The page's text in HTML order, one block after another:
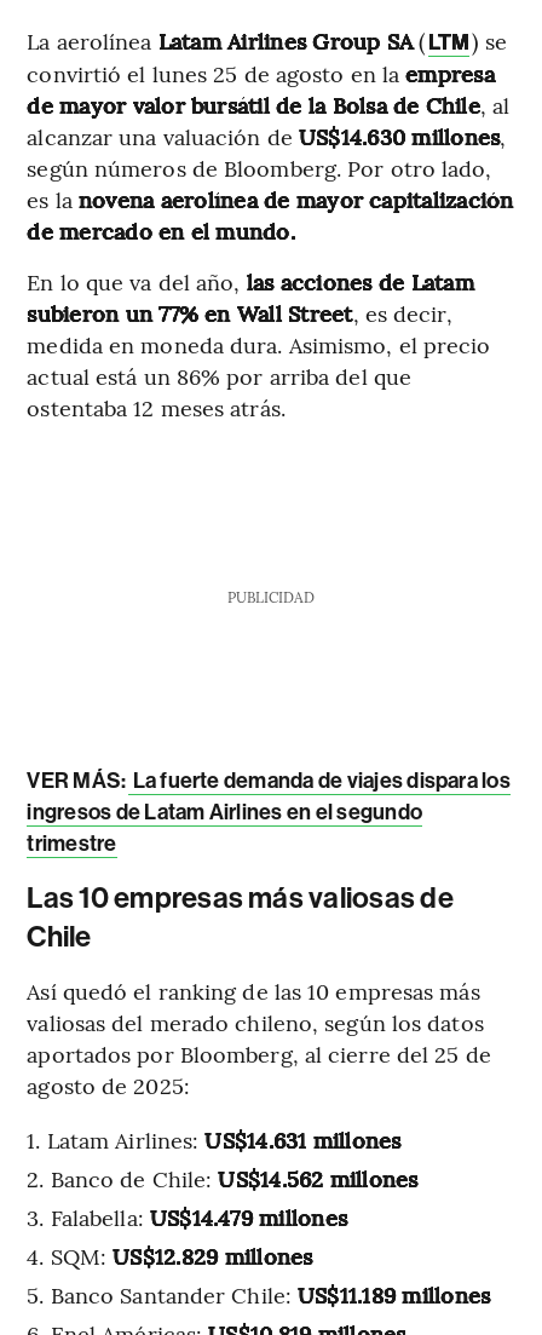
La aerolínea Latam Airlines Group SA(LTM) se
convirtió el lunes 25 de agosto en laempresa
de mayor valor bursátil de la Bolsa de Chile, al
alcanzar una valuación de US$14.630 millones,
según números de Bloomberg. Por otro lado,
es la novena aerolínea de mayor capitalización
de mercado en el mundo.
En lo que va del año, las acciones de Latam
subieron un 77% en Wall Street, es decir,
medida en moneda dura. Asimismo, el precio
actual está un 86% por arriba del que
ostentaba 12 meses atrás.
PUBLICIDAD
VER MÁS: La fuerte demanda de viajes dispara los
ingresos de Latam Airlines en el segundo
trimestre
Las 10 empresas más valiosas de
Chile
Así quedó el ranking de las 10 empresas más
valiosas del merado chileno, según los datos
aportados por Bloomberg, al cierre del 25 de
agosto de 2025:
Latam Airlines:US$14.631 millones
Banco de Chile:US$14.562 millones
Falabella: US$14.479 millones
SQM:US$12.829 millones
Banco Santander Chile:US$11.189 millones